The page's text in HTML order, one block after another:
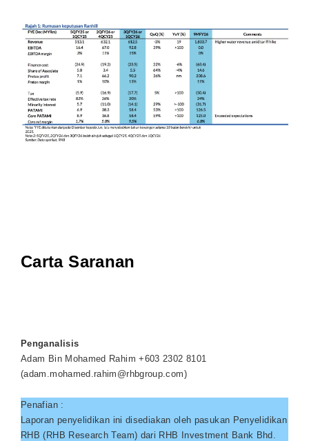
Carta Saranan
Penganalisis
Adam Bin Mohamed Rahim +603 2302 8101
(adam.mohamed.rahim@rhbgroup.com)
Penafian :
Laporan penyelidikan ini disediakan oleh pasukan Penyelidikan
RHB (RHB Research Team) dari RHB Investment Bank Bhd.